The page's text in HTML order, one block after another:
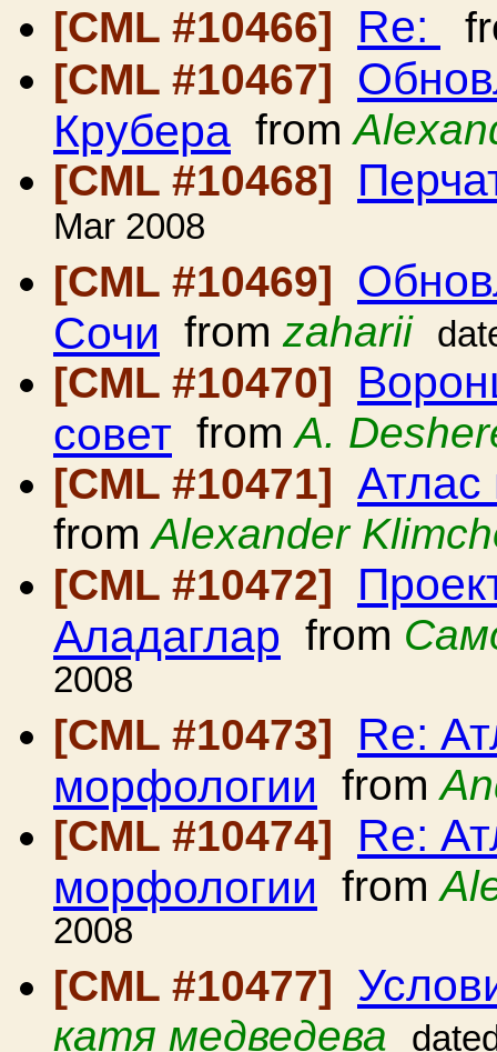
[CML #10466] Re:
[CML #10467]
Крубера from
[CML #10468]
Mar 2008
[CML #10469]
Сочи from zaharii
[CML #10470]
совет fromA.
[CML #10471]
fromAlexander
[CML #10472]
Аладаглар from
2008
[CML #10473]
Re:
морфологии from
[CML #10474]
Re:
морфологии from
2008
[CML #10477]
катя медведева